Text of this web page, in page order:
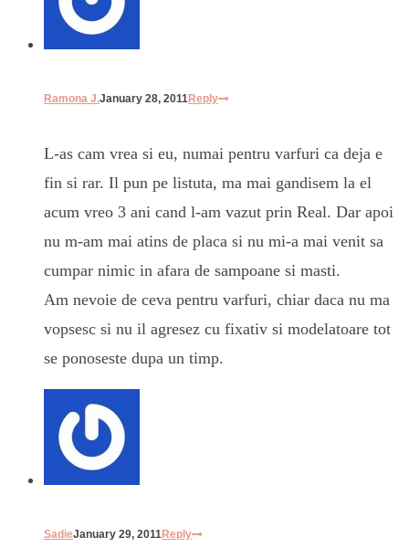
Ramona J.January 28, 2011Reply
L-as cam vrea si eu, numai pentru varfuri ca deja e
fin si rar. Il pun pe listuta, ma mai gandisem la el
acum vreo 3 ani cand l-am vazut prin Real. Dar apoi
nu m-am mai atins de placa si nu mi-a mai venit sa
cumpar nimic in afara de sampoane si masti.
Am nevoie de ceva pentru varfuri, chiar daca nu ma
vopsesc si nu il agresez cu fixativ si modelatoare tot
se ponoseste dupa un timp.
SadieJanuary 29, 2011Reply